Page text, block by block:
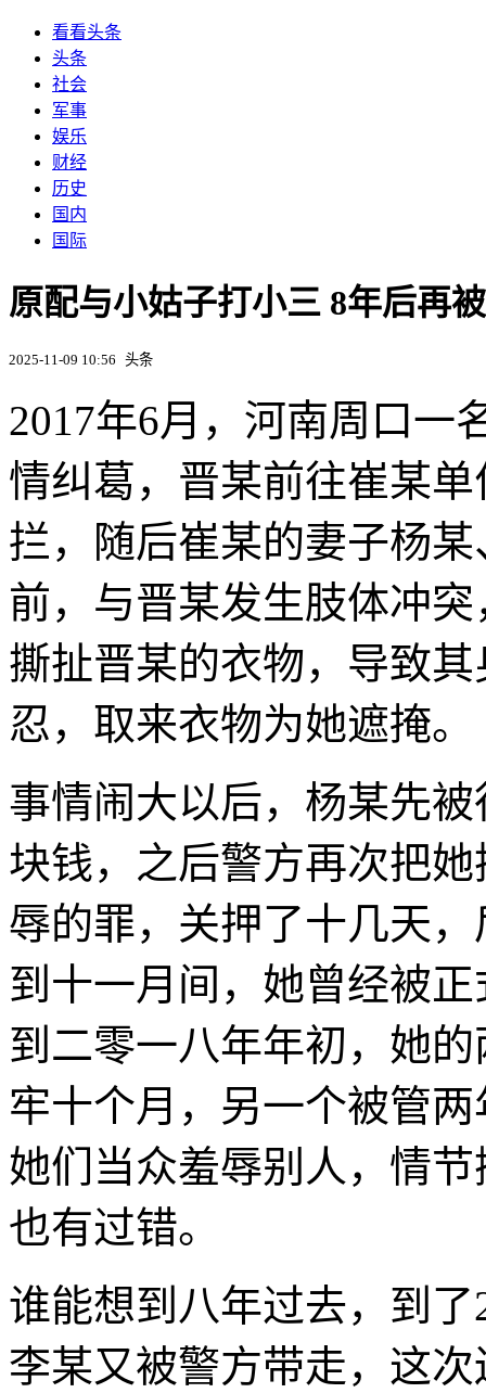
看看头条
头条
社会
军事
娱乐
财经
历史
国内
国际
原配与小姑子打小三 8年后再
2025-11-09 10:56 头条
2017年6月，河南周口一
情纠葛，晋某前往崔某
拦，随后崔某的妻子杨
前，与晋某发生肢体冲
撕扯晋某的衣物，导致
忍，取来衣物为她遮掩。
事情闹大以后，杨某先
块钱，之后警方再次把
辱的罪，关押了十几天
到十一月间，她曾经被
到二零一八年年初，她
牢十个月，另一个被管
她们当众羞辱别人，情
也有过错。
谁能想到八年过去，到
李某又被警方带走，这